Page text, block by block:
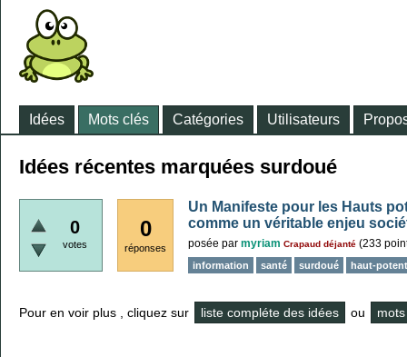
Idées Mots clés Catégories Utilisateurs
Idées récentes marquées surdoué
0
votes
0
réponses
Un Manifeste pour les Hauts
comme un véritable enjeu
posée par myriam Crapaud déjanté (233
information santé surdoué haut-
Pour en voir plus , cliquez sur liste compléte des idées ou